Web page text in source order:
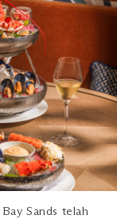
Sands telah